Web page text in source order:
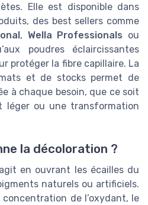
Elle est disponible dans
des best sellers comme
, Wella Professionals ou
poudres éclaircissantes
protéger la fibre capillaire. La
et de stocks permet de
à chaque besoin, que ce soit
léger ou une transformation
la décoloration ?
en ouvrant les écailles du
naturels ou artificiels.
de l’oxydant, le